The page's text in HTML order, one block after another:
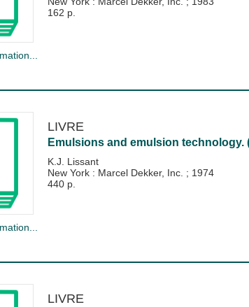
162 p.
LIVRE
Emulsions and emulsion technology.
K.J. Lissant
New York : Marcel Dekker, Inc. ; 1974
440 p.
LIVRE